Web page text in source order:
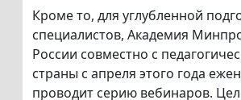
Кроме то, для углубленной
специалистов, Академия
России совместно с
страны с апреля этого года
проводит серию вебинаров.